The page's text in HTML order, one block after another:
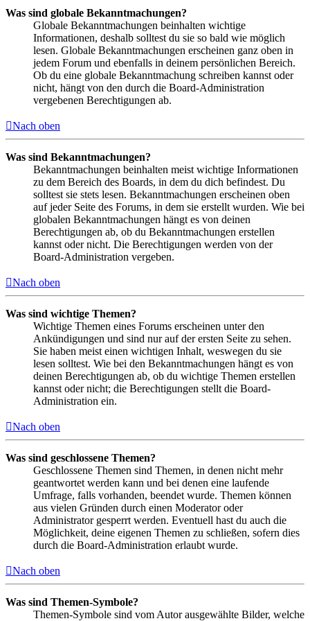
Was sind globale Bekanntmachungen?
Globale Bekanntmachungen beinhalten wichtige
Informationen, deshalb solltest du sie so bald wie möglich
lesen. Globale Bekanntmachungen erscheinen ganz oben in
jedem Forum und ebenfalls in deinem persönlichen Bereich.
Ob du eine globale Bekanntmachung schreiben kannst oder
nicht, hängt von den durch die Board-Administration
vergebenen Berechtigungen ab.
Nach oben
Was sind Bekanntmachungen?
Bekanntmachungen beinhalten meist wichtige Informationen
zu dem Bereich des Boards, in dem du dich befindest. Du
solltest sie stets lesen. Bekanntmachungen erscheinen oben
auf jeder Seite des Forums, in dem sie erstellt wurden. Wie bei
globalen Bekanntmachungen hängt es von deinen
Berechtigungen ab, ob du Bekanntmachungen erstellen
kannst oder nicht. Die Berechtigungen werden von der
Board-Administration vergeben.
Nach oben
Was sind wichtige Themen?
Wichtige Themen eines Forums erscheinen unter den
Ankündigungen und sind nur auf der ersten Seite zu sehen.
Sie haben meist einen wichtigen Inhalt, weswegen du sie
lesen solltest. Wie bei den Bekanntmachungen hängt es von
deinen Berechtigungen ab, ob du wichtige Themen erstellen
kannst oder nicht; die Berechtigungen stellt die Board-
Administration ein.
Nach oben
Was sind geschlossene Themen?
Geschlossene Themen sind Themen, in denen nicht mehr
geantwortet werden kann und bei denen eine laufende
Umfrage, falls vorhanden, beendet wurde. Themen können
aus vielen Gründen durch einen Moderator oder
Administrator gesperrt werden. Eventuell hast du auch die
Möglichkeit, deine eigenen Themen zu schließen, sofern dies
durch die Board-Administration erlaubt wurde.
Nach oben
Was sind Themen-Symbole?
Themen-Symbole sind vom Autor ausgewählte Bilder, welche